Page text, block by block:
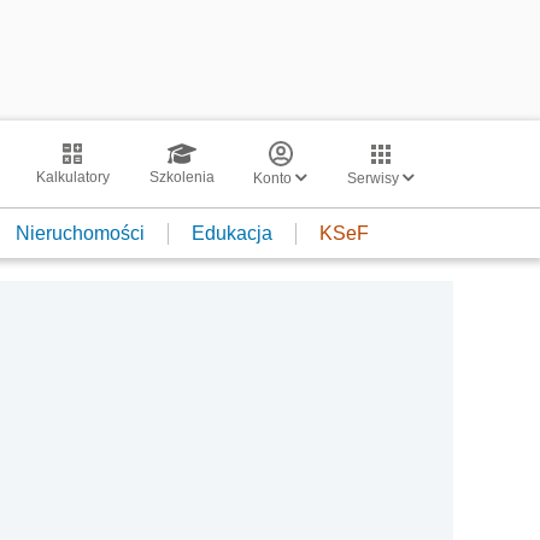
Kalkulatory Szkolenia Konto Serwisy
Nieruchomości Edukacja KSeF